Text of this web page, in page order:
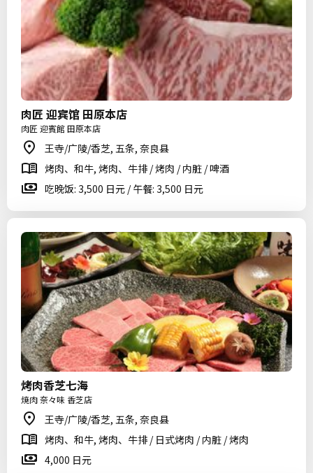
肉匠 迎宾馆 田原本店
肉匠 迎賓館 田原本店
王寺/广陵/香芝, 五条, 奈良县
烤肉、和牛, 烤肉、牛排 / 烤肉 / 内脏 / 啤酒
吃晚饭: 3,500 日元 / 午餐: 3,500 日元
烤肉香芝七海
焼肉 奈々味 香芝店
王寺/广陵/香芝, 五条, 奈良县
烤肉、和牛, 烤肉、牛排 / 日式烤肉 / 内脏 / 烤肉
4,000 日元